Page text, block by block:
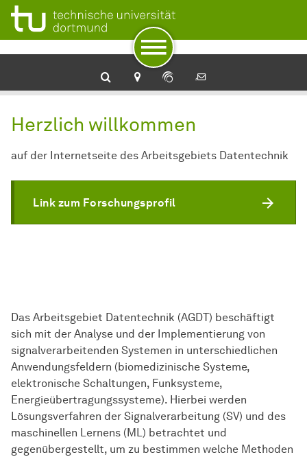
Zur Navigation
Zum Schnellzugriff
Zum Fuß der Seite mit weiteren Services
Zum Inhalt
Zur Startseite
Herzlich willkommen
auf der Internetseite des Arbeitsgebiets Datentechnik
Link zum Forschungsprofil
Das Arbeitsgebiet Datentechnik (AGDT) beschäftigt
sich mit der Analyse und der Implementierung von
signalverarbeitenden Systemen in unterschiedlichen
Anwendungsfeldern (biomedizinische Systeme,
elektronische Schaltungen, Funksysteme,
Energieübertragungssysteme). Hierbei werden
Lösungsverfahren der Signalverarbeitung (SV) und des
maschinellen Lernens (ML) betrachtet und
gegenübergestellt, um zu bestimmen welche Methoden